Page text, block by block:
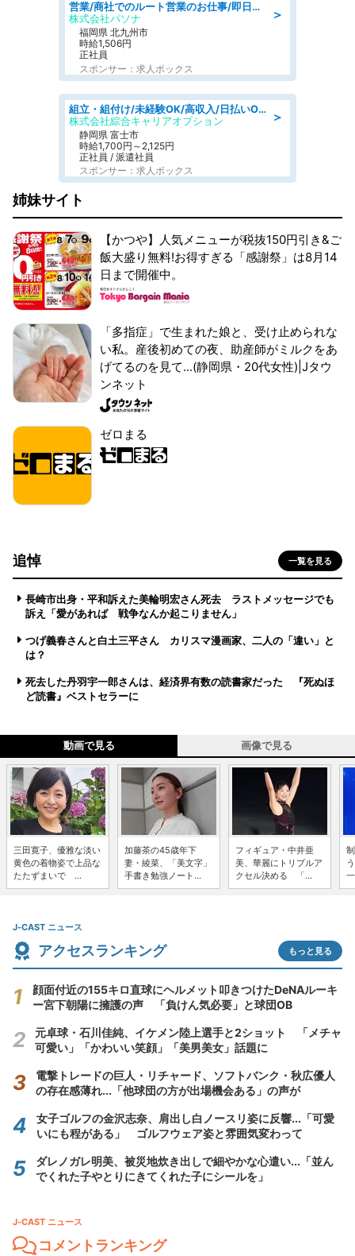
＞
営業/商社でのルート営業のお仕事/即日勤務可/車通勤可/営業
株式会社パソナ
福岡県 北九州市
時給1,506円
正社員
スポンサー：求人ボックス
＞
組立・組付け/未経験OK/高収入/日払いOK/寮費無料/交替制
株式会社綜合キャリアオプション
静岡県 富士市
時給1,700円～2,125円
正社員 / 派遣社員
スポンサー：求人ボックス
姉妹サイト
【かつや】人気メニューが税抜150円引き&ご
飯大盛り無料!お得すぎる「感謝祭」は8月14
日まで開催中。
「多指症」で生まれた娘と、受け止められな
い私。産後初めての夜、助産師がミルクをあ
げてるのを見て...(静岡県・20代女性)|Jタウ
ンネット
ゼロまる
追悼 一覧を見る
長崎市出身・平和訴えた美輪明宏さん死去 ラストメッセージでも
訴え「愛があれば 戦争なんか起こりません」
つげ義春さんと白土三平さん カリスマ漫画家、二人の「違い」と
は？
死去した丹羽宇一郎さんは、経済界有数の読書家だった 『死ぬほ
ど読書』ベストセラーに
動画で見る 画像で見る
三田寛子、優雅な淡い
黄色の着物姿で上品な
たたずまいで ...
加藤茶の45歳年下
妻・綾菜、「美文字」
手書き勉強ノート...
フィギュア・中井亜
美、華麗にトリプルア
クセル決める 「...
J-CAST ニュース
アクセスランキング もっと見る
顔面付近の155キロ直球にヘルメット叩きつけたDeNAルーキ
ー宮下朝陽に擁護の声 「負けん気必要」と球団OB
元卓球・石川佳純、イケメン陸上選手と2ショット 「メチャ
可愛い」「かわいい笑顔」「美男美女」話題に
電撃トレードの巨人・リチャード、ソフトバンク・秋広優人
の存在感薄れ...「他球団の方が出場機会ある」の声が
女子ゴルフの金沢志奈、肩出し白ノースリ姿に反響...「可愛
いにも程がある」 ゴルフウェア姿と雰囲気変わって
ダレノガレ明美、被災地炊き出しで細やかな心遣い...「並ん
でくれた子やとりにきてくれた子にシールを」
J-CAST ニュース
コメントランキング